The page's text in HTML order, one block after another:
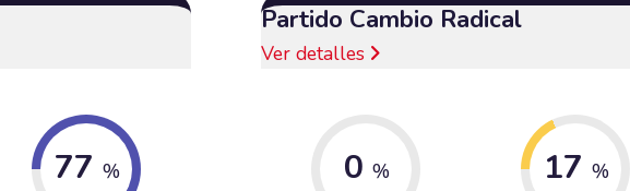
77 %
Partido Cambio Radical
Ver detalles
0 % 17 %